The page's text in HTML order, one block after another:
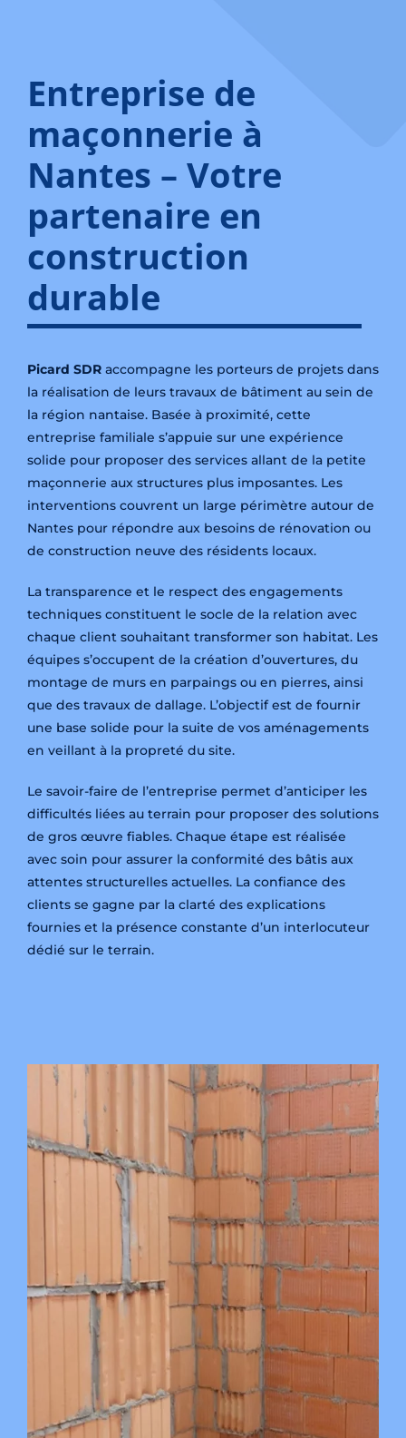
Entreprise de
maçonnerie à
Nantes – Votre
partenaire en
construction
durable
Picard SDR accompagne les porteurs de projets dans
la réalisation de leurs travaux de bâtiment au sein de
la région nantaise. Basée à proximité, cette
entreprise familiale s’appuie sur une expérience
solide pour proposer des services allant de la petite
maçonnerie aux structures plus imposantes. Les
interventions couvrent un large périmètre autour de
Nantes pour répondre aux besoins de rénovation ou
de construction neuve des résidents locaux.
La transparence et le respect des engagements
techniques constituent le socle de la relation avec
chaque client souhaitant transformer son habitat. Les
équipes s’occupent de la création d’ouvertures, du
montage de murs en parpaings ou en pierres, ainsi
que des travaux de dallage. L’objectif est de fournir
une base solide pour la suite de vos aménagements
en veillant à la propreté du site.
Le savoir-faire de l’entreprise permet d’anticiper les
difficultés liées au terrain pour proposer des solutions
de gros œuvre fiables. Chaque étape est réalisée
avec soin pour assurer la conformité des bâtis aux
attentes structurelles actuelles. La confiance des
clients se gagne par la clarté des explications
fournies et la présence constante d’un interlocuteur
dédié sur le terrain.